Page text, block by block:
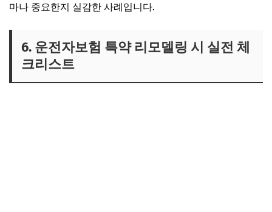
마나 중요한지 실감한 사례입니다.
6. 운전자보험 특약 리모델링 시 실전 체
크리스트